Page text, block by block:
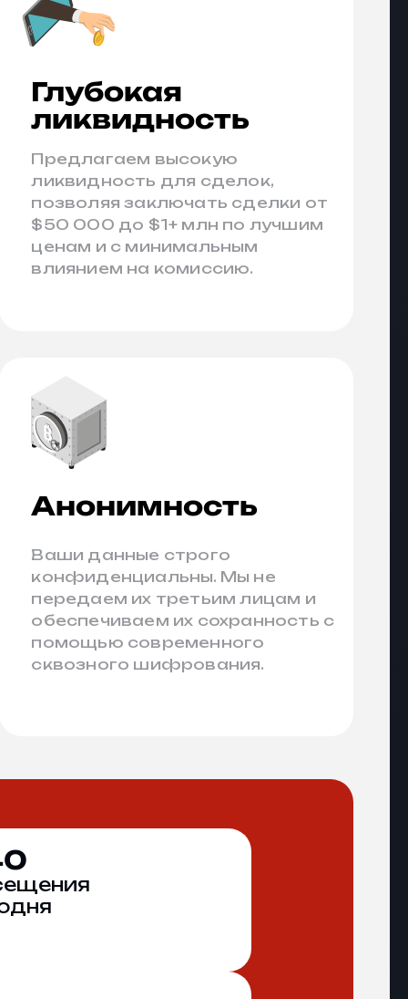
Глубокая
ликвидность
Предлагаем высокую
ликвидность для сделок,
позволяя заключать сделки от
$50 000 до $1+ млн по лучшим
ценам и с минимальным
влиянием на комиссию.
Анонимность
Ваши данные строго
конфиденциальны. Мы не
передаем их третьим лицам и
обеспечиваем их сохранность с
помощью современного
сквозного шифрования.